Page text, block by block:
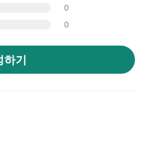
0
0
하기